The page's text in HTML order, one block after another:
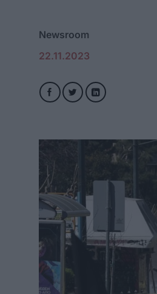
Newsroom
22.11.2023